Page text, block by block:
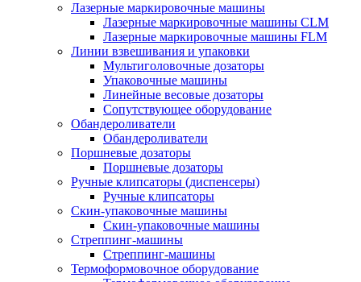
Лазерные маркировочные машины
Лазерные маркировочные машины CLM
Лазерные маркировочные машины FLM
Линии взвешивания и упаковки
Мультиголовочные дозаторы
Упаковочные машины
Линейные весовые дозаторы
Сопутствующее оборудование
Обандероливатели
Обандероливатели
Поршневые дозаторы
Поршневые дозаторы
Ручные клипсаторы (диспенсеры)
Ручные клипсаторы
Скин-упаковочные машины
Скин-упаковочные машины
Стреппинг-машины
Стреппинг-машины
Термоформовочное оборудование